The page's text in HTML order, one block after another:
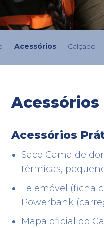
Acessórios Calçado
Acessórios
Acessórios
Saco Cama de
térmicas,
Telemóvel (ficha
Powerbank
Mapa oficial do